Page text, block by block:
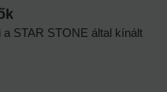
STAR STONE által kínált